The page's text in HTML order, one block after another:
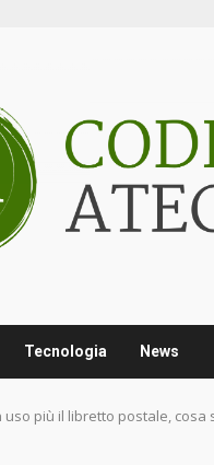
Tecnologia News
uso più il libretto postale,